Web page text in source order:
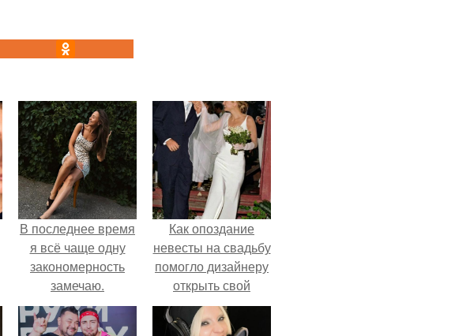
В последнее время
я всё чаще одну
закономерность
замечаю.
Как опоздание
невесты на свадьбу
помогло дизайнеру
открыть свой
бренд.